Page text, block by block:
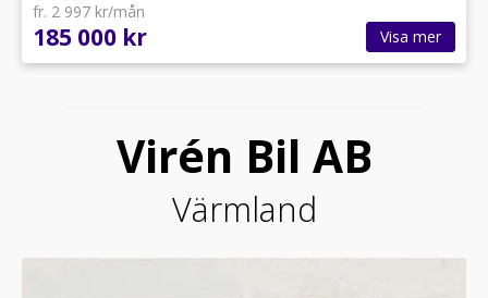
fr. 2 997 kr/mån
185 000 kr Visa mer
Virén Bil AB
Värmland